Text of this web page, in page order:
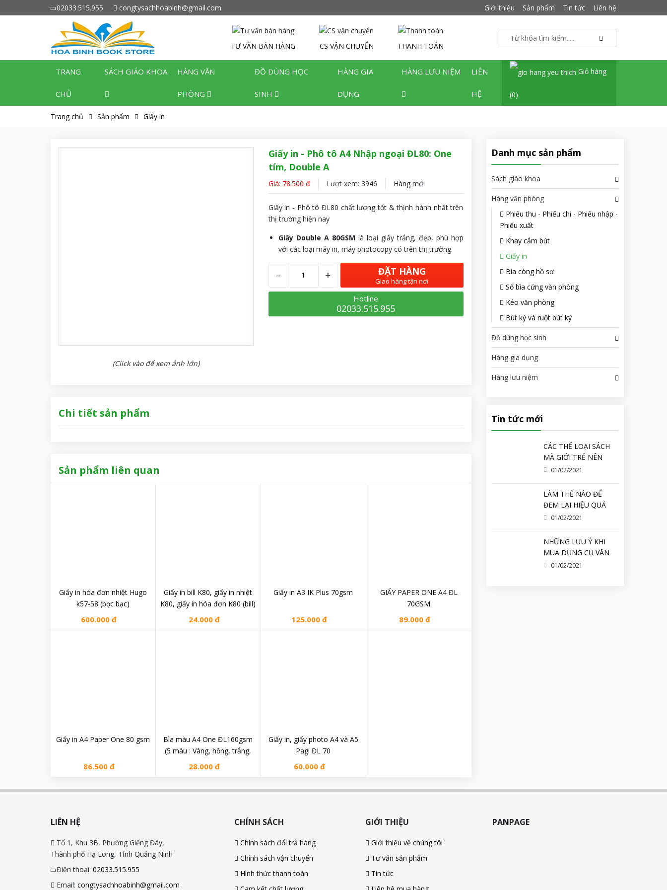
02033.515.955 congtysachhoabinh@gmail.com Giới thiệu Sản phẩm Tin tức Liên hệ
TƯ VẤN BÁN HÀNG CS VẬN CHUYỂN THANH TOÁN
TRANG
CHỦ
SÁCH GIÁO KHOA HÀNG VĂN
PHÒNG
ĐỒ DÙNG HỌC
SINH
HÀNG GIA
DỤNG
HÀNG LƯU NIỆM LIÊN
HỆ
Giỏ hàng
(0)
Trang chủ Sản phẩm Giấy in
(Click vào để xem ảnh lớn)
Giấy in - Phô tô A4 Nhập ngoại ĐL80: One
tím, Double A
Giá: 78.500 đ Lượt xem: 3946 Hàng mới
Giấy in - Phô tô ĐL80 chất lượng tốt & thịnh hành nhất trên
thị trường hiện nay
Giấy Double A 80GSM là loại giấy trắng, đẹp, phù hợp
với các loại máy in, máy photocopy có trên thị trường.
– + ĐẶT HÀNG
Giao hàng tận nơi
Hotline
02033.515.955
Chi tiết sản phẩm
Sản phẩm liên quan
Giấy in hóa đơn nhiệt Hugo
k57-58 (bọc bạc)
600.000 đ
Giấy in bill K80, giấy in nhiệt
K80, giấy in hóa đơn K80 (bill)
24.000 đ
Giấy in A3 IK Plus 70gsm
125.000 đ
GIẤY PAPER ONE A4 ĐL
70GSM
89.000 đ
Giấy in A4 Paper One 80 gsm
86.500 đ
Bìa màu A4 One ĐL160gsm
(5 màu : Vàng, hồng, trắng,
xanh biển, cốm)
28.000 đ
Giấy in, giấy photo A4 và A5
Pagi ĐL 70
60.000 đ
Danh mục sản phẩm
Sách giáo khoa
Hàng văn phòng
Phiếu thu - Phiếu chi - Phiếu nhập -
Phiếu xuất
Khay cắm bút
Giấy in
Bìa còng hồ sơ
Sổ bìa cứng văn phòng
Kéo văn phòng
Bút ký và ruột bút ký
Đồ dùng học sinh
Hàng gia dụng
Hàng lưu niệm
Tin tức mới
CÁC THỂ LOẠI SÁCH
MÀ GIỚI TRẺ NÊN
ĐỌC HIỆN NAY
01/02/2021
LÀM THẾ NÀO ĐỂ
ĐEM LẠI HIỆU QUẢ
KHI ĐỌC SÁCH
01/02/2021
NHỮNG LƯU Ý KHI
MUA DỤNG CỤ VĂN
PHÒNG PHẨM MÀ
01/02/2021
LIÊN HỆ
Tổ 1, Khu 3B, Phường Giếng Đáy,
Thành phố Hạ Long, Tỉnh Quảng Ninh
Điện thoại: 02033.515.955
Email: congtysachhoabinh@gmail.com
CHÍNH SÁCH
Chính sách đổi trả hàng
Chính sách vận chuyển
Hình thức thanh toán
GIỚI THIỆU
Giới thiệu về chúng tôi
Tư vấn sản phẩm
Tin tức
PANPAGE